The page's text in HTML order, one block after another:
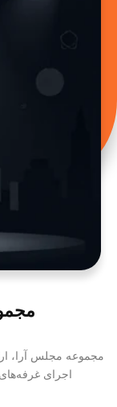
مجموعه مجلس آرا،
اجرای